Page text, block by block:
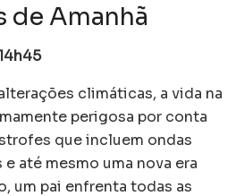
de Amanhã
climáticas, a vida na
perigosa por conta
que incluem ondas
até mesmo uma nova era
um pai enfrenta todas as